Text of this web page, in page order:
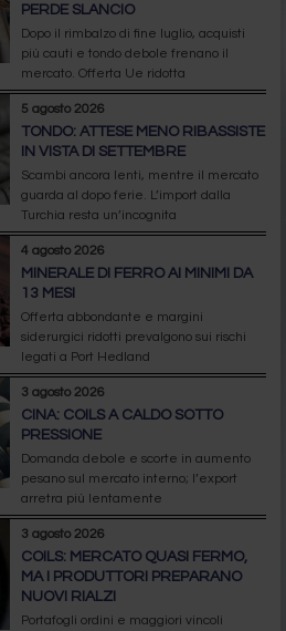
PERDE SLANCIO
Dopo il rimbalzo di fine luglio, acquisti
più cauti e tondo debole frenano il
mercato. Offerta Ue ridotta
5 agosto 2026
TONDO: ATTESE MENO RIBASSISTE
IN VISTA DI SETTEMBRE
Scambi ancora lenti, mentre il mercato
guarda al dopo ferie. L’import dalla
Turchia resta un’incognita
4 agosto 2026
MINERALE DI FERRO AI MINIMI DA
13 MESI
Offerta abbondante e margini
siderurgici ridotti prevalgono sui rischi
legati a Port Hedland
3 agosto 2026
CINA: COILS A CALDO SOTTO
PRESSIONE
Domanda debole e scorte in aumento
pesano sul mercato interno; l’export
arretra più lentamente
3 agosto 2026
COILS: MERCATO QUASI FERMO,
MA I PRODUTTORI PREPARANO
NUOVI RIALZI
Portafogli ordini e maggiori vincoli